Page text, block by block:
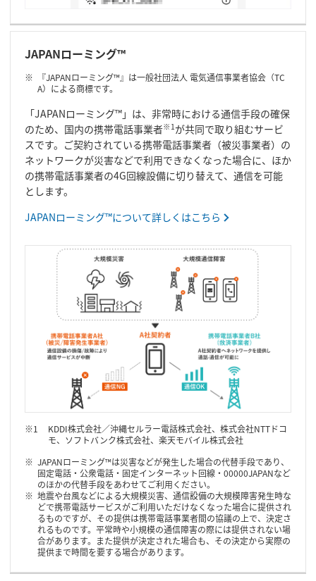
JAPANローミング™
『JAPANローミング™』は一般社団法人 電気通信事業者協会（TC
A）による商標です。
「JAPANローミング™」は、非常時における通信手段の確保
のため、国内の携帯電話事業者※1が共同で取り組むサービ
スです。ご契約されている携帯電話事業者（被災事業者）の
ネットワークが災害などで利用できなくなった場合に、ほか
の携帯電話事業者の4G回線設備に切り替えて、通信を可能
とします。
JAPANローミング™について詳しくはこちら
KDDI株式会社／沖縄セルラー電話株式会社、株式会社NTTドコ
モ、ソフトバンク株式会社、楽天モバイル株式会社
JAPANローミング™は災害などが発生した場合の代替手段であり、
固定電話・公衆電話・固定インターネット回線・00000JAPANなど
のほかの代替手段をあわせてご利用ください。
地震や台風などによる大規模災害、通信設備の大規模障害発生時な
どで携帯電話サービスがご利用いただけなくなった場合に提供され
るものですが、その提供は携帯電話事業者間の協議の上で、決定さ
れるものです。平常時や小規模の通信障害の際には提供されない場
合があります。また提供が決定された場合も、その決定から実際の
提供まで時間を要する場合があります。